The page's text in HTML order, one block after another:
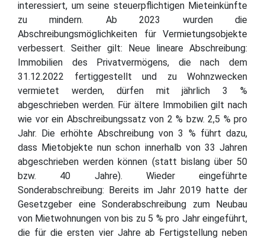
interessiert, um seine steuerpflichtigen Mieteinkünfte
zu mindern. Ab 2023 wurden die
Abschreibungsmöglichkeiten für Vermietungsobjekte
verbessert. Seither gilt: Neue lineare Abschreibung:
Immobilien des Privatvermögens, die nach dem
31.12.2022 fertiggestellt und zu Wohnzwecken
vermietet werden, dürfen mit jährlich 3 %
abgeschrieben werden. Für ältere Immobilien gilt nach
wie vor ein Abschreibungssatz von 2 % bzw. 2,5 % pro
Jahr. Die erhöhte Abschreibung von 3 % führt dazu,
dass Mietobjekte nun schon innerhalb von 33 Jahren
abgeschrieben werden können (statt bislang über 50
bzw. 40 Jahre). Wieder eingeführte
Sonderabschreibung: Bereits im Jahr 2019 hatte der
Gesetzgeber eine Sonderabschreibung zum Neubau
von Mietwohnungen von bis zu 5 % pro Jahr eingeführt,
die für die ersten vier Jahre ab Fertigstellung neben